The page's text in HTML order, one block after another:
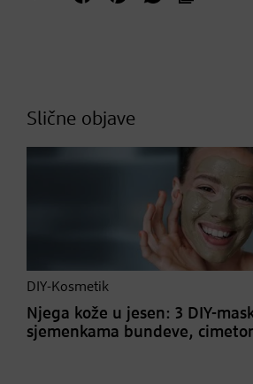
Slične objave
DIY-Kosmetik
Njega kože u jesen: 3 DIY-
sjemenkama bundeve,